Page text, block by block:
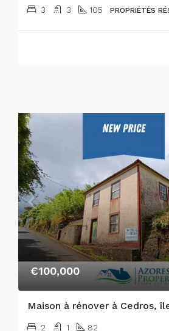
3 3 105 PROPRIÉTÉS
€100,000
Maison à rénover à Cedros,
2 1 82